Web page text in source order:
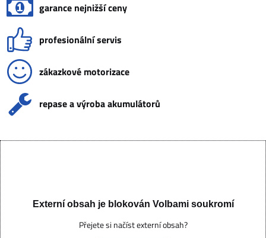
garance nejnižší ceny
profesionální servis
zákazkové motorizace
repase a výroba akumulátorů
Externí obsah je blokován Volbami soukromí
Přejete si načíst externí obsah?